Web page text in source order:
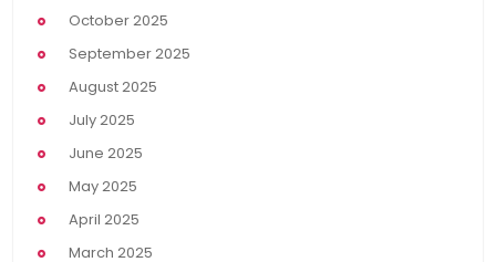
October 2025
September 2025
August 2025
July 2025
June 2025
May 2025
April 2025
March 2025